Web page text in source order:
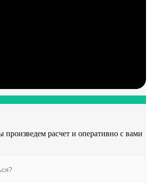
произведем расчет и оперативно с вами